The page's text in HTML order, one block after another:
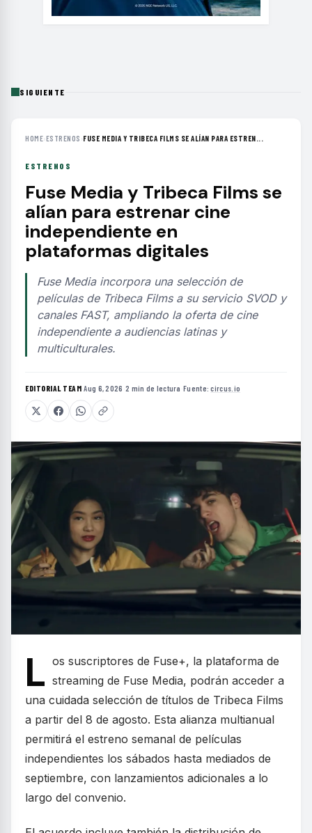
SIGUIENTE
HOME›ESTRENOS ›FUSE MEDIA Y TRIBECA FILMS SE ALÍAN PARA ESTREN...
ESTRENOS
Fuse Media y Tribeca Films se
alían para estrenar cine
independiente en
plataformas digitales
Fuse Media incorpora una selección de
películas de Tribeca Films a su servicio SVOD y
canales FAST, ampliando la oferta de cine
independiente a audiencias latinas y
multiculturales.
EDITORIAL TEAM·Aug 6, 2026 ·2 min de lectura ·Fuente:circus.io
L os suscriptores de Fuse+, la plataforma de
streaming de Fuse Media, podrán acceder a
una cuidada selección de títulos de Tribeca Films
a partir del 8 de agosto. Esta alianza multianual
permitirá el estreno semanal de películas
independientes los sábados hasta mediados de
septiembre, con lanzamientos adicionales a lo
largo del convenio.